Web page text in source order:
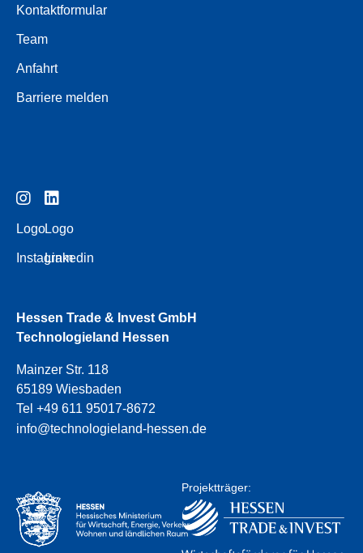
Kontaktformular
Team
Anfahrt
Barriere melden
Logo
Instagram
Logo
Linkedin
Hessen Trade & Invest GmbH
Technologieland Hessen
Mainzer Str. 118
65189 Wiesbaden
Tel +49 611 95017-8672
info@technologieland-hessen.de
Projektträger: